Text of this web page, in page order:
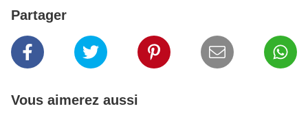
Partager
Vous aimerez aussi